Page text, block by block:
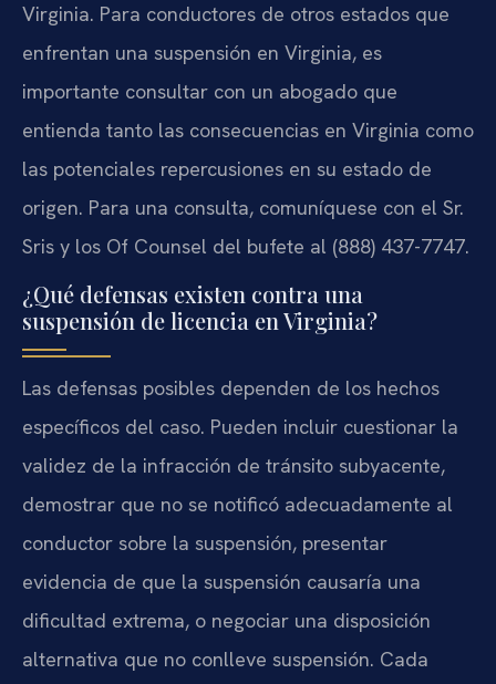
Virginia. Para conductores de otros estados que
enfrentan una suspensión en Virginia, es
importante consultar con un abogado que
entienda tanto las consecuencias en Virginia como
las potenciales repercusiones en su estado de
origen. Para una consulta, comuníquese con el Sr.
Sris y los Of Counsel del bufete al (888) 437-7747.
¿Qué defensas existen contra una
suspensión de licencia en Virginia?
Las defensas posibles dependen de los hechos
específicos del caso. Pueden incluir cuestionar la
validez de la infracción de tránsito subyacente,
demostrar que no se notificó adecuadamente al
conductor sobre la suspensión, presentar
evidencia de que la suspensión causaría una
dificultad extrema, o negociar una disposición
alternativa que no conlleve suspensión. Cada